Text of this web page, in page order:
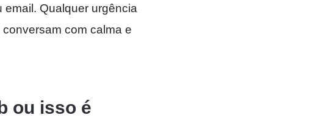
Qualquer urgência
com calma e
ou isso é